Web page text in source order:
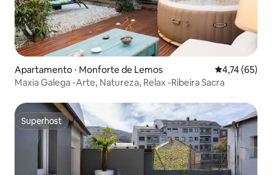
Apartamento ⋅ Monforte de Lemos 4,74 de uma
4,74 (65)
Maxia Galega -Arte, Natureza, Relax -Ribeira Sacra
Superhost
Superhost